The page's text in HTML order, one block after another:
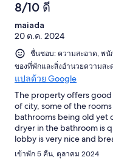
8/10 ดี
maiada
20 ต.ค. 2024
ชื่นชอบ: ความสะอาด, พนั
ของที่พักและสิ่งอำนวยความสะ
แปลด้วย Google
The property offers good
of city, some of the
bathrooms being old yet
dryer in the bathroom is
lobby is very nice and
and happy to help.
เข้าพัก 5 คืน, ตุลาคม 2024